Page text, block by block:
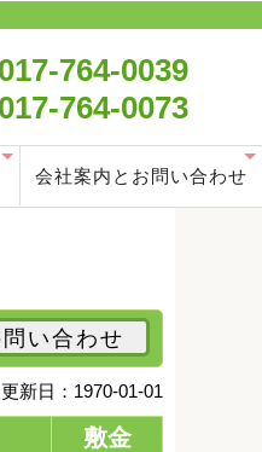
017-764-0039
017-764-0073
会社案内とお問い合わせ
い合わせ
新日：1970-01-01
敷金